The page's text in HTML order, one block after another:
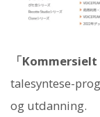
「
talesyntese-
og utdanning.